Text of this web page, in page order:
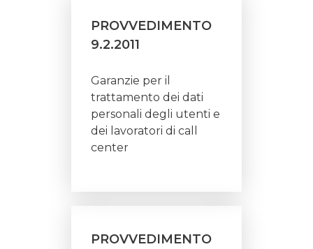
PROVVEDIMENTO
9.2.2011
Garanzie per il
trattamento dei dati
personali degli utenti e
dei lavoratori di call
center
PROVVEDIMENTO